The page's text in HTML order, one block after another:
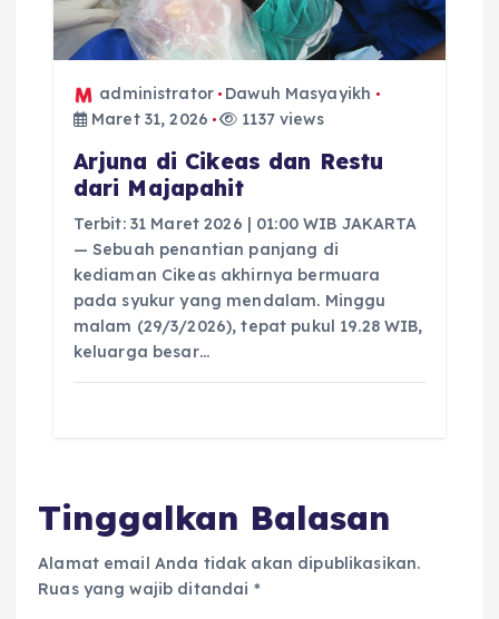
administrator
Dawuh Masyayikh
Maret 31, 2026
1137 views
Arjuna di Cikeas dan Restu
dari Majapahit
Terbit: 31 Maret 2026 | 01:00 WIB JAKARTA
— Sebuah penantian panjang di
kediaman Cikeas akhirnya bermuara
pada syukur yang mendalam. Minggu
malam (29/3/2026), tepat pukul 19.28 WIB,
keluarga besar…
Tinggalkan Balasan
Alamat email Anda tidak akan dipublikasikan.
Ruas yang wajib ditandai *